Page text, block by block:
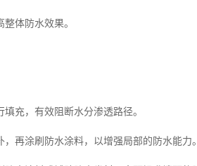
体防水效果。
充，有效阻断水分渗透路径。
再涂刷防水涂料，以增强局部的防水能力